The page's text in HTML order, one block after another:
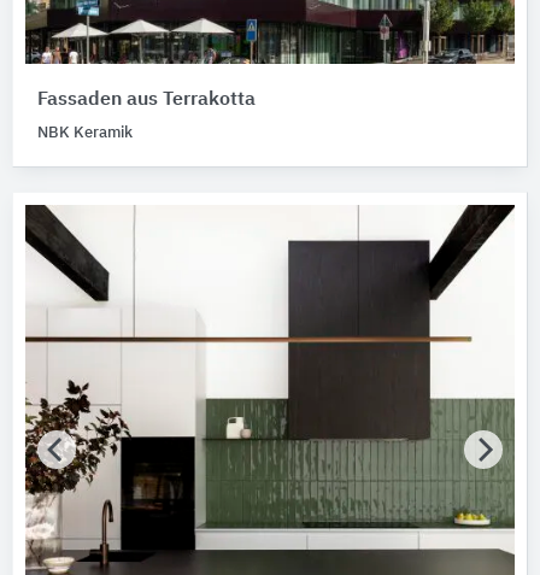
Fassaden aus Terrakotta
NBK Keramik